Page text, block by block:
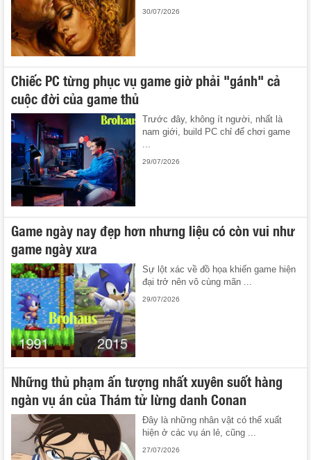
30/07/2026
Chiếc PC từng phục vụ game giờ phải "gánh" cả
cuộc đời của game thủ
Trước đây, không ít người, nhất là
nam giới, build PC chỉ để chơi game
...
29/07/2026
Game ngày nay đẹp hơn nhưng liệu có còn vui như
game ngày xưa
Sự lột xác về đồ họa khiến game hiện
đại trở nên vô cùng mãn ...
29/07/2026
Những thủ phạm ấn tượng nhất xuyên suốt hàng
ngàn vụ án của Thám tử lừng danh Conan
Đây là những nhân vật có thể xuất
hiện ở các vụ án lẻ, cũng ...
27/07/2026